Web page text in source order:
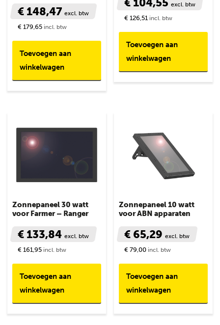
€ 148,47 excl. btw
€ 179,65 incl. btw
Toevoegen aan
winkelwagen
€ 104,55excl. btw
€ 126,51 incl. btw
Toevoegen aan
winkelwagen
Zonnepaneel 30 watt
voor Farmer – Ranger
€ 133,84 excl. btw
€ 161,95 incl. btw
Toevoegen aan
winkelwagen
Zonnepaneel 10 watt
voor ABN apparaten
€ 65,29excl. btw
€ 79,00 incl. btw
Toevoegen aan
winkelwagen